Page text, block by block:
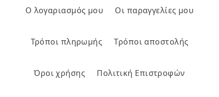
Ο λογαριασμός μου Οι παραγγελίες μου
Τρόποι πληρωμής Τρόποι αποστολής
Όροι χρήσης Πολιτική Επιστροφών